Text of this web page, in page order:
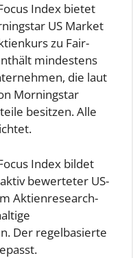
Index bietet
US Market
zu Fair-
mindestens
die laut
Morningstar
besitzen. Alle
Index bildet
bewerteter US-
Aktienresearch-
Der regelbasierte